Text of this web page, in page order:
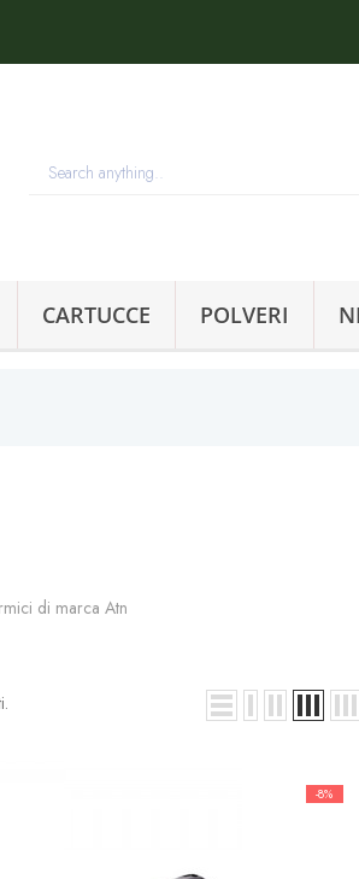
CARTUCCE POLVERI
di marca Atn
-8%